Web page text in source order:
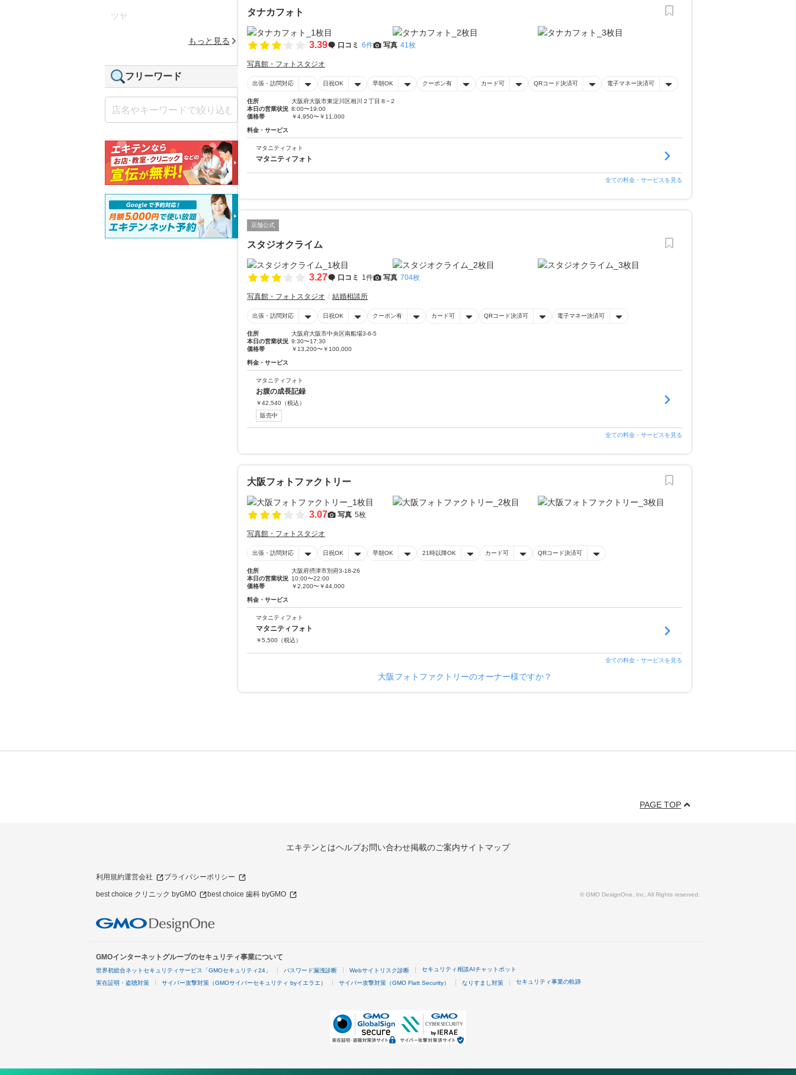
タナカフォト
3.39 口コミ 6件 写真 41枚
写真館・フォトスタジオ
出張・訪問対応 日祝OK 早朝OK クーポン有 カード可 QRコード決済可 電子マネー決済可
住所
大阪府大阪市東淀川区相川２丁目８−２
本日の営業状況 8:00〜19:00
価格帯
￥4,950〜￥11,000
料金・サービス
マタニティフォト
マタニティフォト
全ての料金・サービスを見る
店舗公式
スタジオクライム
3.27 口コミ 1件 写真 704枚
写真館・フォトスタジオ 結婚相談所
出張・訪問対応 日祝OK クーポン有 カード可 QRコード決済可 電子マネー決済可
住所
大阪府大阪市中央区南船場3-6-5
本日の営業状況 9:30〜17:30
価格帯
￥13,200〜￥100,000
料金・サービス
マタニティフォト
お腹の成長記録
￥42,540 （税込）
販売中
全ての料金・サービスを見る
大阪フォトファクトリー
3.07 写真 5枚
写真館・フォトスタジオ
出張・訪問対応 日祝OK 早朝OK 21時以降OK カード可 QRコード決済可
住所
大阪府摂津市別府3-18-26
本日の営業状況 10:00〜22:00
価格帯
￥2,200〜￥44,000
料金・サービス
マタニティフォト
マタニティフォト
￥5,500 （税込）
全ての料金・サービスを見る
大阪フォトファクトリーのオーナー様ですか？
ツヤ
もっと見る
フリーワード
PAGE TOP
エキテンとはヘルプお問い合わせ掲載のご案内サイトマップ
利用規約運営会社 プライバシーポリシー
best choice クリニック byGMO best choice 歯科 byGMO © GMO DesignOne, Inc. All Rights reserved.
GMOインターネットグループのセキュリティ事業について
世界初総合ネットセキュリティサービス「GMOセキュリティ24」 パスワード漏洩診断 Webサイトリスク診断 セキュリティ相談AIチャットボット
実在証明・盗聴対策 サイバー攻撃対策（GMOサイバーセキュリティ byイエラエ） サイバー攻撃対策（GMO Flatt Security） なりすまし対策 セキュリティ事業の軌跡